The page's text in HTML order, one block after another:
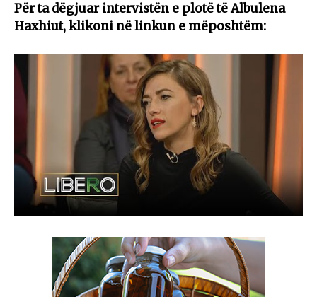
Për ta dëgjuar intervistën e plotë të Albulena
Haxhiut, klikoni në linkun e mëposhtëm: